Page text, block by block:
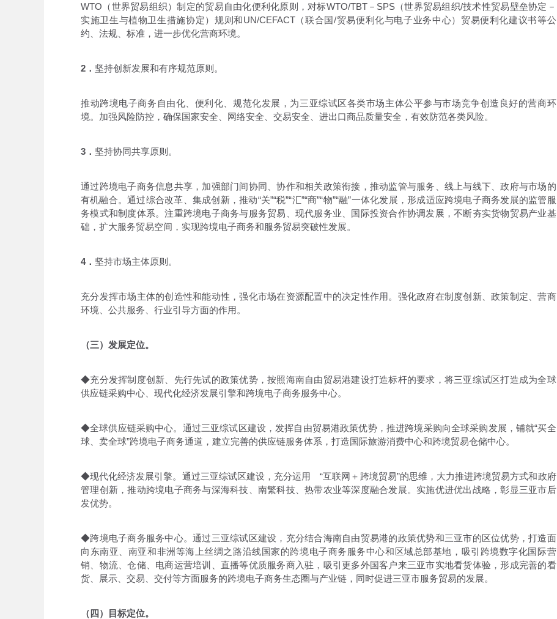
WTO（世界贸易组织）制定的贸易自由化便利化原则，对标WTO/TBT－SPS（世界贸易组织/技术性贸易壁垒协定－
实施卫生与植物卫生措施协定）规则和UN/CEFACT（联合国/贸易便利化与电子业务中心）贸易便利化建议书等公
约、法规、标准，进一步优化营商环境。
2． 坚持创新发展和有序规范原则。
推动跨境电子商务自由化、便利化、规范化发展，为三亚综试区各类市场主体公平参与市场竞争创造良好的营商环
境。加强风险防控，确保国家安全、网络安全、交易安全、进出口商品质量安全，有效防范各类风险。
3． 坚持协同共享原则。
通过跨境电子商务信息共享，加强部门间协同、协作和相关政策衔接，推动监管与服务、线上与线下、政府与市场的
有机融合。通过综合改革、集成创新，推动“关”“税”“汇”“商”“物”“融”一体化发展，形成适应跨境电子商务发展的监管服
务模式和制度体系。注重跨境电子商务与服务贸易、现代服务业、国际投资合作协调发展，不断夯实货物贸易产业基
础，扩大服务贸易空间，实现跨境电子商务和服务贸易突破性发展。
4． 坚持市场主体原则。
充分发挥市场主体的创造性和能动性，强化市场在资源配置中的决定性作用。强化政府在制度创新、政策制定、营商
环境、公共服务、行业引导方面的作用。
（三）发展定位。
◆充分发挥制度创新、先行先试的政策优势，按照海南自由贸易港建设打造标杆的要求，将三亚综试区打造成为全球
供应链采购中心、现代化经济发展引擎和跨境电子商务服务中心。
◆全球供应链采购中心。通过三亚综试区建设，发挥自由贸易港政策优势，推进跨境采购向全球采购发展，铺就“买全
球、卖全球”跨境电子商务通道，建立完善的供应链服务体系，打造国际旅游消费中心和跨境贸易仓储中心。
◆现代化经济发展引擎。通过三亚综试区建设，充分运用 “互联网＋跨境贸易”的思维，大力推进跨境贸易方式和政府
管理创新，推动跨境电子商务与深海科技、南繁科技、热带农业等深度融合发展。实施优进优出战略，彰显三亚市后
发优势。
◆跨境电子商务服务中心。通过三亚综试区建设，充分结合海南自由贸易港的政策优势和三亚市的区位优势，打造面
向东南亚、南亚和非洲等海上丝绸之路沿线国家的跨境电子商务服务中心和区域总部基地，吸引跨境数字化国际营
销、物流、仓储、电商运营培训、直播等优质服务商入驻，吸引更多外国客户来三亚市实地看货体验，形成完善的看
货、展示、交易、交付等方面服务的跨境电子商务生态圈与产业链，同时促进三亚市服务贸易的发展。
（四）目标定位。